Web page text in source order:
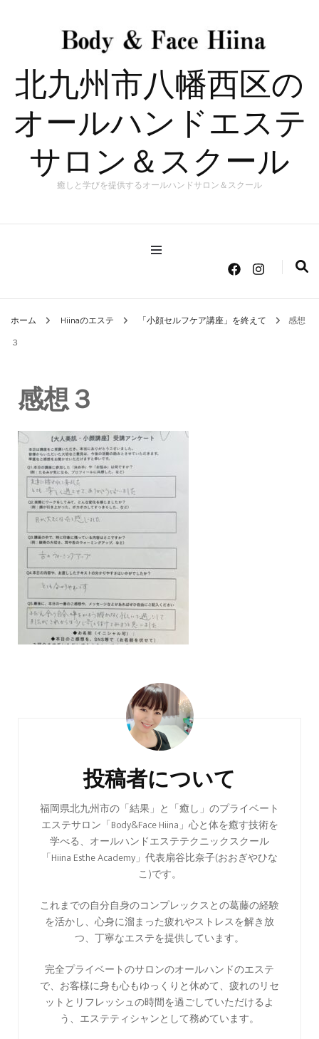
北九州市八幡西区の
オールハンドエステ
サロン＆スクール
癒しと学びを提供するオールハンドサロン＆スクール
ホーム Hiinaのエステ 「小顔セルフケア講座」を終えて
感想
３
感想３
投稿者について
福岡県北九州市の「結果」と「癒し」のプライベート
エステサロン「Body&Face Hiina」心と体を癒す技術を
学べる、オールハンドエステテクニックスクール
「Hiina Esthe Academy」代表扇谷比奈子(おおぎやひな
こ)です。
これまでの自分自身のコンプレックスとの葛藤の経験
を活かし、心身に溜まった疲れやストレスを解き放
つ、丁寧なエステを提供しています。
完全プライベートのサロンのオールハンドのエステ
で、お客様に身も心もゆっくりと休めて、疲れのリセ
ットとリフレッシュの時間を過ごしていただけるよ
う、エステティシャンとして務めています。